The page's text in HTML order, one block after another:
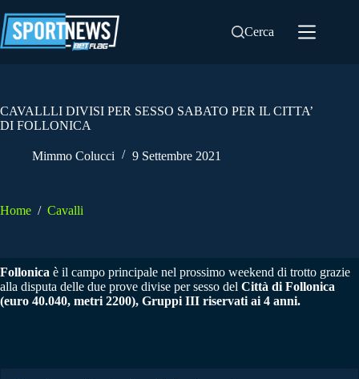
al
contenuto
Cerca
CAVALLLI DIVISI PER SESSO SABATO PER IL CITTA’
DI FOLLONICA
Mimmo Colucci 9 Settembre 2021
Home / Cavalli
Follonica è il campo principale nel prossimo weekend di trotto grazie
alla disputa delle due prove divise per sesso del Città di Follonica
(euro 40.040, metri 2200), Gruppi III riservati ai 4 anni.